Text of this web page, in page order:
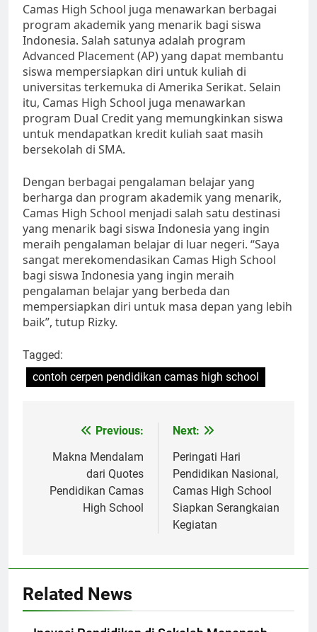
Camas High School juga menawarkan berbagai
program akademik yang menarik bagi siswa
Indonesia. Salah satunya adalah program
Advanced Placement (AP) yang dapat membantu
siswa mempersiapkan diri untuk kuliah di
universitas terkemuka di Amerika Serikat. Selain
itu, Camas High School juga menawarkan
program Dual Credit yang memungkinkan siswa
untuk mendapatkan kredit kuliah saat masih
bersekolah di SMA.
Dengan berbagai pengalaman belajar yang
berharga dan program akademik yang menarik,
Camas High School menjadi salah satu destinasi
yang menarik bagi siswa Indonesia yang ingin
meraih pengalaman belajar di luar negeri. “Saya
sangat merekomendasikan Camas High School
bagi siswa Indonesia yang ingin meraih
pengalaman belajar yang berbeda dan
mempersiapkan diri untuk masa depan yang lebih
baik”, tutup Rizky.
Tagged:
contoh cerpen pendidikan camas high school
Navigasi
pos
Previous:
Makna Mendalam
dari Quotes
Pendidikan Camas
High School
Next:
Peringati Hari
Pendidikan Nasional,
Camas High School
Siapkan Serangkaian
Kegiatan
Related News